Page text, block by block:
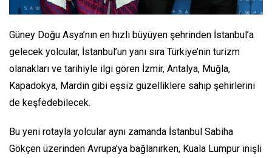
Güney Doğu Asya’nın en hızlı büyüyen şehrinden İstanbul’a
gelecek yolcular, İstanbul’un yanı sıra Türkiye’nin turizm
olanakları ve tarihiyle ilgi gören İzmir, Antalya, Muğla,
Kapadokya, Mardin gibi eşsiz güzelliklere sahip şehirlerini
de keşfedebilecek.
Bu yeni rotayla yolcular aynı zamanda İstanbul Sabiha
Gökçen üzerinden Avrupa'ya bağlanırken, Kuala Lumpur inişli